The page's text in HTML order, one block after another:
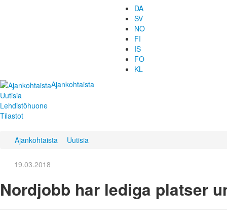
DA
SV
NO
FI
IS
FO
KL
Ajankohtaista
Uutisia
Lehdistöhuone
Tilastot
Ajankohtaista Uutisia
19.03.2018
Nordjobb har lediga platser